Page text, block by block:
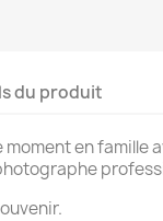
du produit
en famille